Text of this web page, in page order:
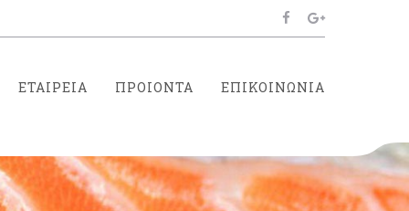
ΕΤΑΙΡΕΙΑ ΠΡΟΙΟΝΤΑ ΕΠΙΚΟΙΝΩΝΙΑ